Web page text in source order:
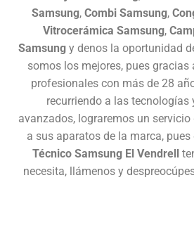
Samsung, Combi Samsung,
Vitrocerámica Samsung,
Samsung y denos la oportunidad
somos los mejores, pues gracias
profesionales con más de 28
recurriendo a las tecnologías
avanzados, lograremos un
a sus aparatos de la marca, pues
Técnico Samsung El Vendrell
necesita, llámenos y